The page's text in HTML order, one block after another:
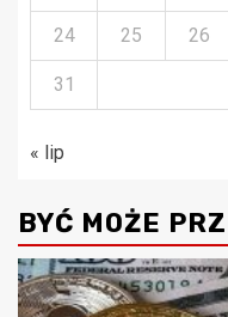
24 25 26
31
« lip
BYĆ MOŻE